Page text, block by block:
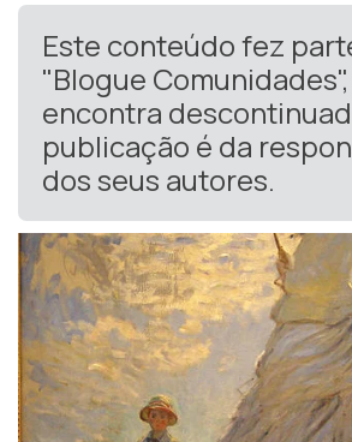
Este conteúdo fez
"Blogue
encontra
publicação é da
dos seus autores.